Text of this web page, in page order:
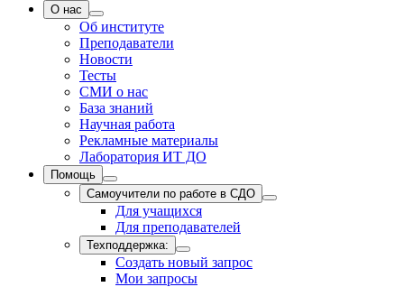
О нас
Об институте
Преподаватели
Новости
Тесты
СМИ о нас
База знаний
Научная работа
Рекламные материалы
Лаборатория ИТ ДО
Помощь
Самоучители по работе в СДО
Для учащихся
Для преподавателей
Техподдержка:
Создать новый запрос
Мои запросы